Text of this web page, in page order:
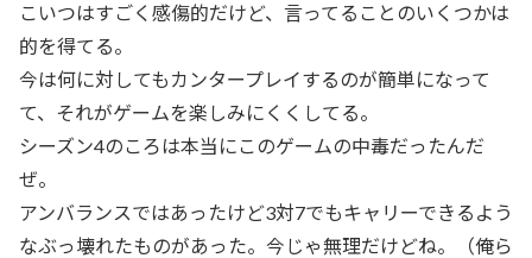
こいつはすごく感傷的だけど、言ってることのいくつかは
的を得てる。
今は何に対してもカンタープレイするのが簡単になって
て、それがゲームを楽しみにくくしてる。
シーズン4のころは本当にこのゲームの中毒だったんだ
ぜ。
アンバランスではあったけど3対7でもキャリーできるよう
なぶっ壊れたものがあった。今じゃ無理だけどね。（俺ら